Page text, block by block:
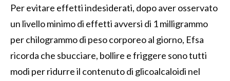
Per evitare effetti indesiderati, dopo aver osservato
un livello minimo di effetti avversi di 1 milligrammo
per chilogrammo di peso corporeo al giorno, Efsa
ricorda che sbucciare, bollire e friggere sono tutti
modi per ridurre il contenuto di glicoalcaloidi nel